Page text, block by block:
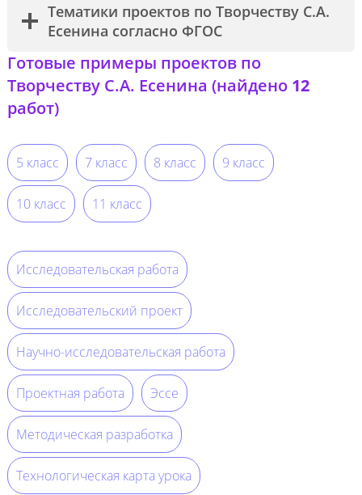
Тематики проектов по Творчеству С.А.
Есенина согласно ФГОС
Готовые примеры проектов по
Творчеству С.А. Есенина (найдено 12
работ)
5 класс 7 класс 8 класс 9 класс
10 класс 11 класс
Исследовательская работа
Исследовательский проект
Научно-исследовательская работа
Проектная работа Эссе
Методическая разработка
Технологическая карта урока